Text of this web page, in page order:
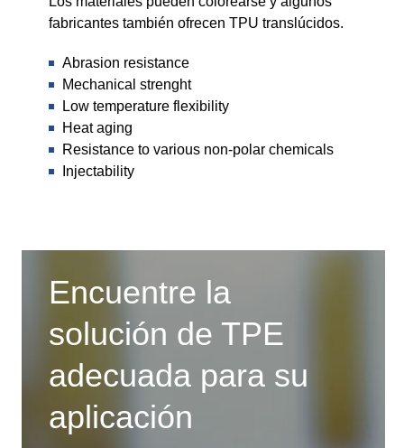
fabricantes también ofrecen TPU translúcidos.
Abrasion resistance
Mechanical strenght
Low temperature flexibility
Heat aging
Resistance to various non-polar chemicals
Injectability
Encuentre la
solución de TPE
adecuada para su
aplicación